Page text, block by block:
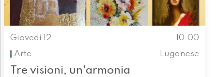
Giovedì 12
10.00
Arte
Luganese
Tre visioni, un'armonia